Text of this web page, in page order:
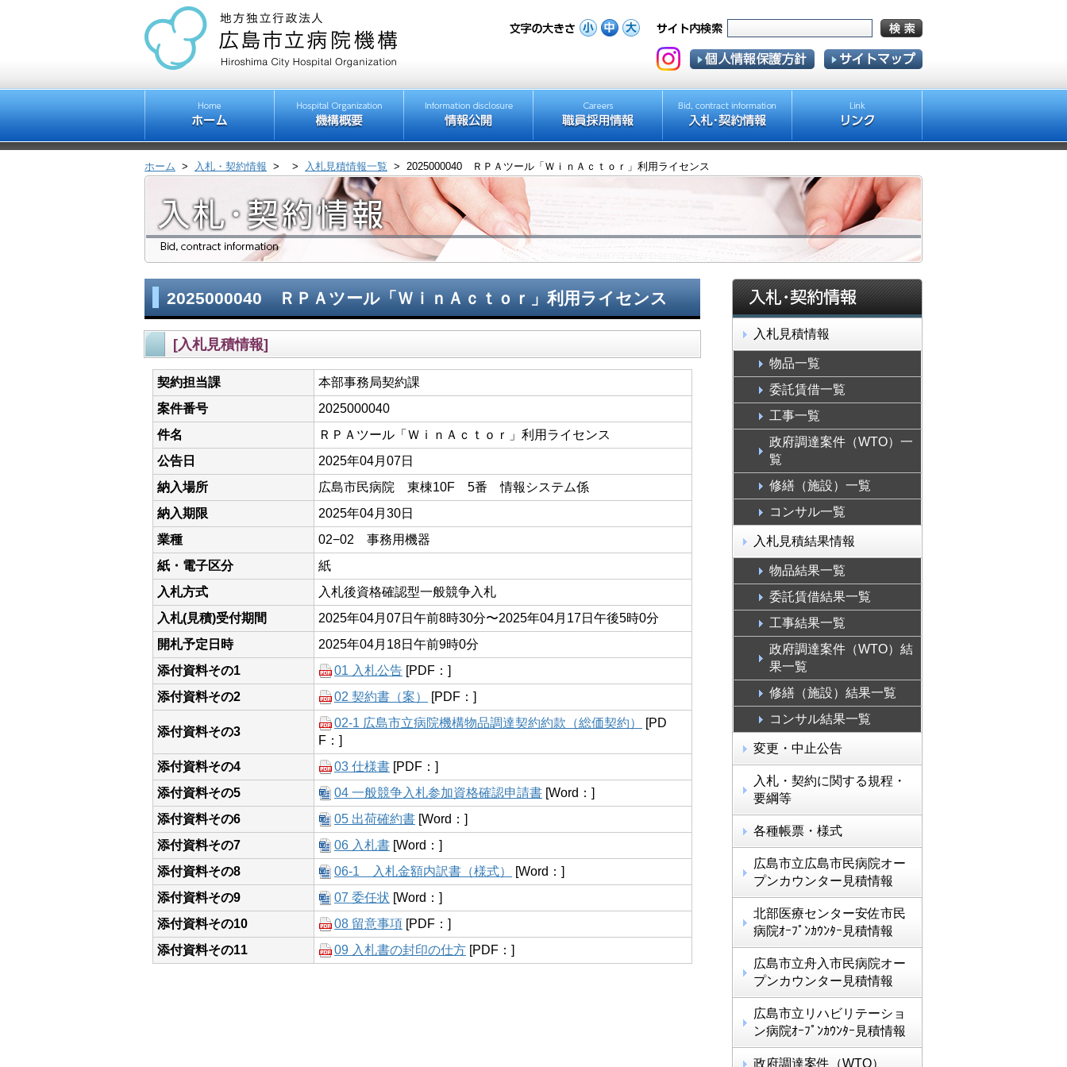
ホーム > 入札・契約情報 > > 入札見積情報一覧 > 2025000040 ＲＰＡツール「ＷｉｎＡｃｔｏｒ」利用ライセンス
2025000040 ＲＰＡツール「ＷｉｎＡｃｔｏｒ」利用ライセンス
[入札見積情報]
契約担当課
本部事務局契約課
案件番号
2025000040
件名
ＲＰＡツール「ＷｉｎＡｃｔｏｒ」利用ライセンス
公告日
2025年04月07日
納入場所
広島市民病院 東棟10F 5番 情報システム係
納入期限
2025年04月30日
業種
02−02 事務用機器
紙・電子区分
紙
入札方式
入札後資格確認型一般競争入札
入札(見積)受付期間
2025年04月07日午前8時30分〜2025年04月17日午後5時0分
開札予定日時
2025年04月18日午前9時0分
添付資料その1
01 入札公告 [PDF：]
添付資料その2
02 契約書（案） [PDF：]
添付資料その3
02-1 広島市立病院機構物品調達契約約款（総価契約）
[PD
F：]
添付資料その4
03 仕様書 [PDF：]
添付資料その5
04 一般競争入札参加資格確認申請書 [Word：]
添付資料その6
05 出荷確約書 [Word：]
添付資料その7
06 入札書 [Word：]
添付資料その8
06-1 入札金額内訳書（様式）
[Word：]
添付資料その9
07 委任状 [Word：]
添付資料その10
08 留意事項 [PDF：]
添付資料その11
09 入札書の封印の仕方 [PDF：]
入札見積情報
物品一覧
委託賃借一覧
工事一覧
政府調達案件（WTO）一
覧
修繕（施設）一覧
コンサル一覧
入札見積結果情報
物品結果一覧
委託賃借結果一覧
工事結果一覧
政府調達案件（WTO）結
果一覧
修繕（施設）結果一覧
コンサル結果一覧
変更・中止公告
入札・契約に関する規程・
要綱等
各種帳票・様式
広島市立広島市民病院オー
プンカウンター見積情報
北部医療センター安佐市民
病院ｵｰﾌﾟﾝｶｳﾝﾀｰ見積情報
広島市立舟入市民病院オー
プンカウンター見積情報
広島市立リハビリテーショ
ン病院ｵｰﾌﾟﾝｶｳﾝﾀｰ見積情報
政府調達案件（WTO）